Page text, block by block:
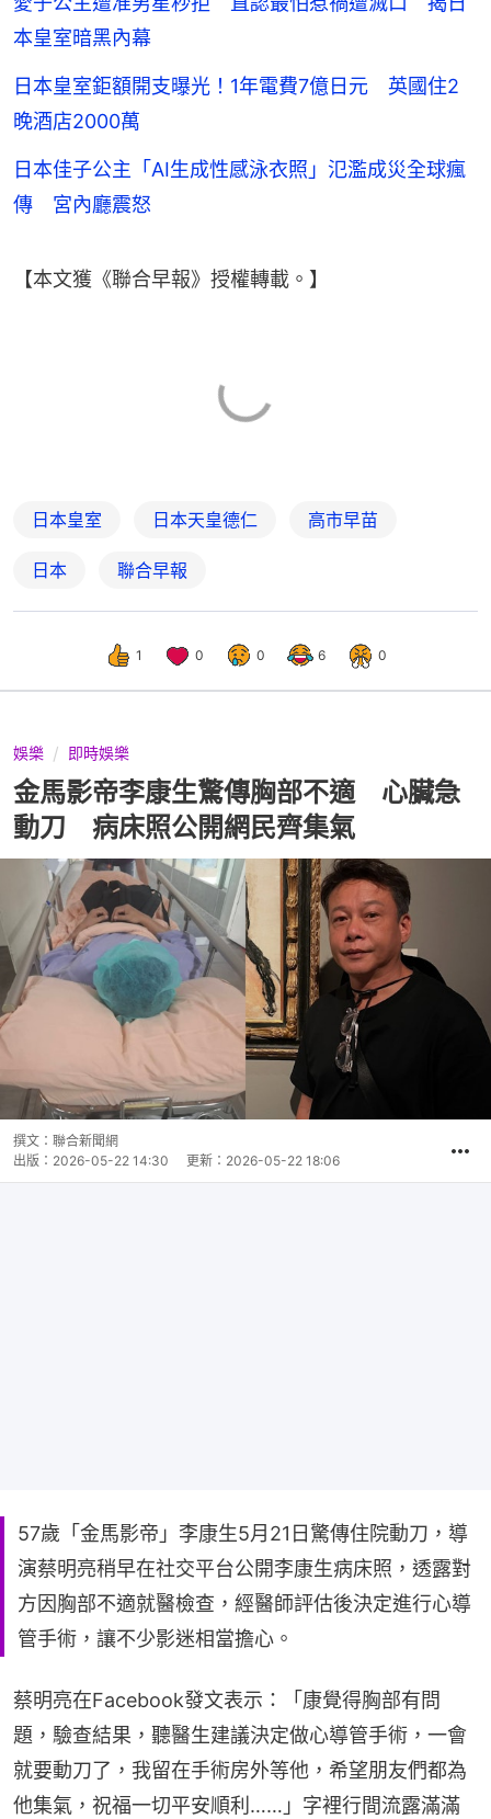
本皇室暗黑內幕
日本皇室鉅額開支曝光！1年電費7億日元 英國住2
晚酒店2000萬
日本佳子公主「AI生成性感泳衣照」氾濫成災全球瘋
傳 宮內廳震怒
【本文獲《聯合早報》授權轉載。】
日本皇室 日本天皇德仁 高市早苗
日本 聯合早報
1 0 0 6 0
娛樂 即時娛樂
金馬影帝李康生驚傳胸部不適 心臟急
動刀 病床照公開網民齊集氣
撰文： 聯合新聞網
出版： 2026-05-22 14:30 更新： 2026-05-22 18:06
57歲「金馬影帝」李康生5月21日驚傳住院動刀，導
演蔡明亮稍早在社交平台公開李康生病床照，透露對
方因胸部不適就醫檢查，經醫師評估後決定進行心導
管手術，讓不少影迷相當擔心。
蔡明亮在Facebook發文表示：「康覺得胸部有問
題，驗查結果，聽醫生建議決定做心導管手術，一會
就要動刀了，我留在手術房外等他，希望朋友們都為
他集氣，祝福一切平安順利……」字裡行間流露滿滿